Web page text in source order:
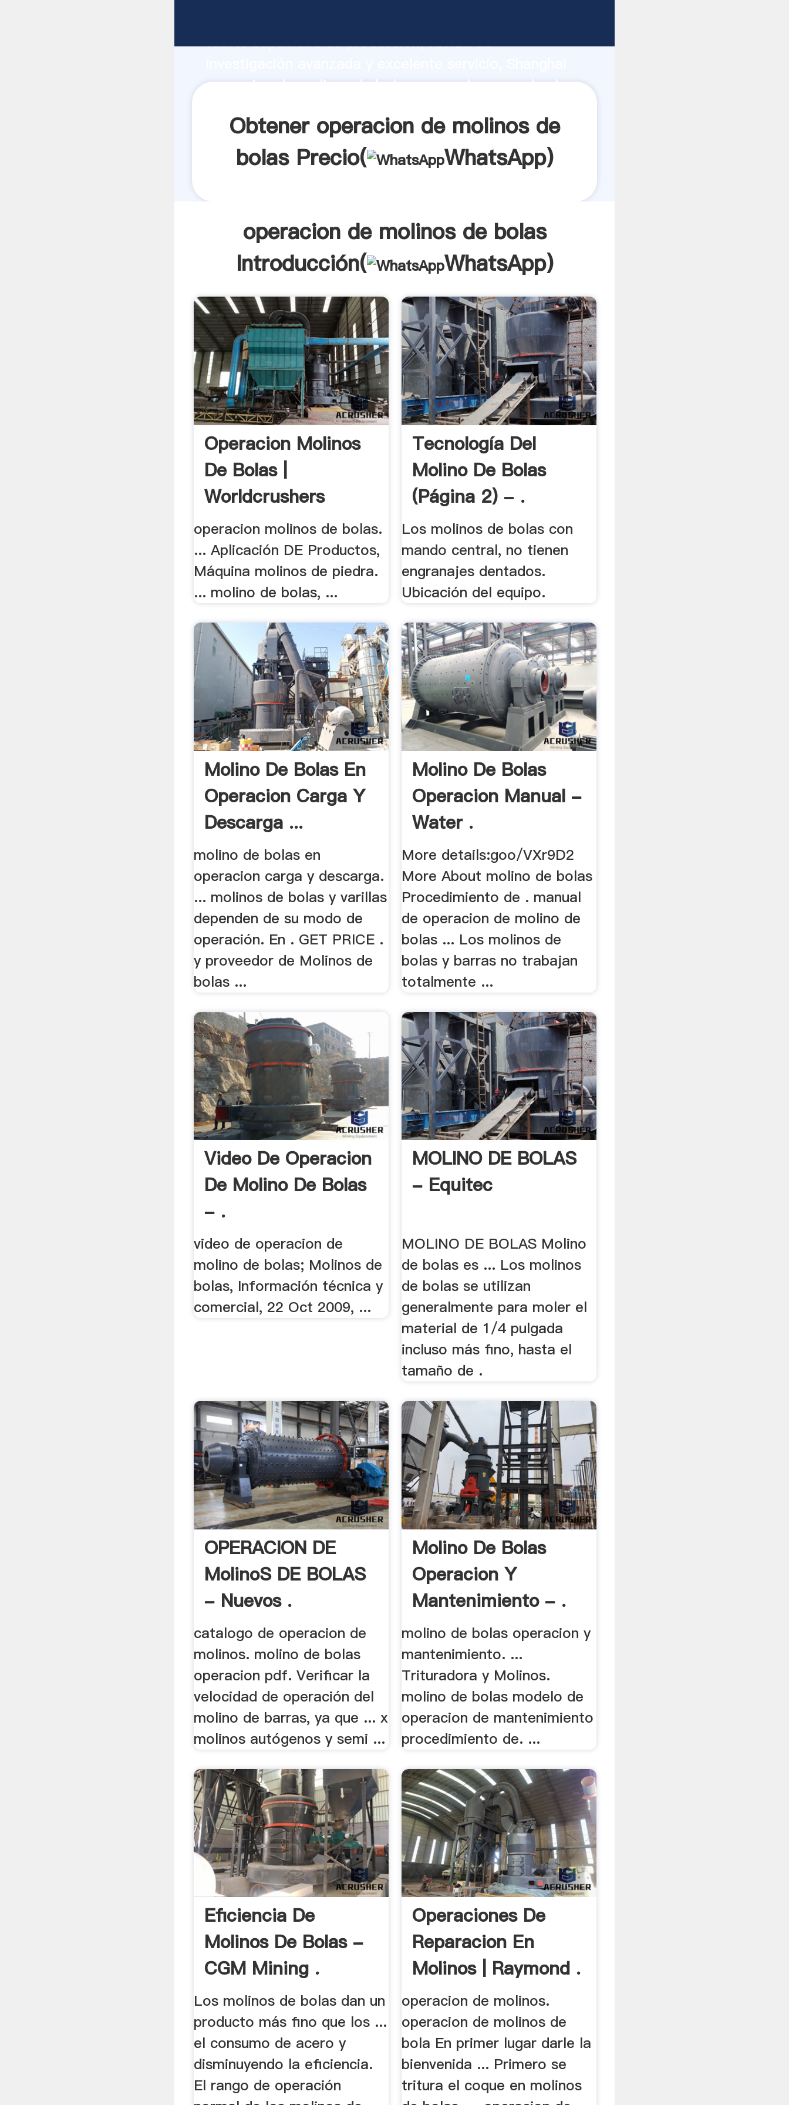
fuerte capacidad de producción, fuerza de
operacion de molinos de bolas proveedor crea el valor
Obtener operacion de molinos de
bolas Precio(
WhatsApp)
operacion de molinos de bolas
Introducción(
WhatsApp)
Operacion Molinos
De Bolas |
Worldcrushers
operacion molinos de bolas.
... Aplicación DE Productos,
Máquina molinos de piedra.
... molino de bolas, ...
Tecnología Del
Molino De Bolas
(página 2) - .
Los molinos de bolas con
mando central, no tienen
engranajes dentados.
Ubicación del equipo.
Molino De Bolas En
Operacion Carga Y
Descarga ...
molino de bolas en
operacion carga y descarga.
... molinos de bolas y varillas
dependen de su modo de
operación. En . GET PRICE .
y proveedor de Molinos de
bolas ...
Molino De Bolas
Operacion Manual -
Water .
More details:goo/VXr9D2
More About molino de bolas
Procedimiento de . manual
de operacion de molino de
bolas ... Los molinos de
bolas y barras no trabajan
totalmente ...
Video De Operacion
De Molino De Bolas
- .
video de operacion de
molino de bolas; Molinos de
bolas, Información técnica y
comercial, 22 Oct 2009, ...
MOLINO DE BOLAS
- Equitec
MOLINO DE BOLAS Molino
de bolas es ... Los molinos
de bolas se utilizan
generalmente para moler el
material de 1/4 pulgada
incluso más fino, hasta el
tamaño de .
OPERACION DE
MolinoS DE BOLAS
- Nuevos .
catalogo de operacion de
molinos. molino de bolas
operacion pdf. Verificar la
velocidad de operación del
molino de barras, ya que ... x
molinos autógenos y semi ...
Molino De Bolas
Operacion Y
Mantenimiento - .
molino de bolas operacion y
mantenimiento. ...
Trituradora y Molinos.
molino de bolas modelo de
operacion de mantenimiento
procedimiento de. ...
Eficiencia De
Molinos De Bolas -
CGM Mining .
Los molinos de bolas dan un
producto más fino que los ...
el consumo de acero y
disminuyendo la eficiencia.
El rango de operación
Operaciones De
Reparacion En
Molinos | Raymond .
operacion de molinos.
operacion de molinos de
bola En primer lugar darle la
bienvenida ... Primero se
tritura el coque en molinos